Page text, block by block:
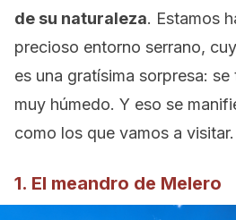
de su naturaleza. Estamos
precioso entorno serrano,
es una gratísima sorpresa:
muy húmedo. Y eso se
como los que vamos a visitar.
1. El meandro de Melero